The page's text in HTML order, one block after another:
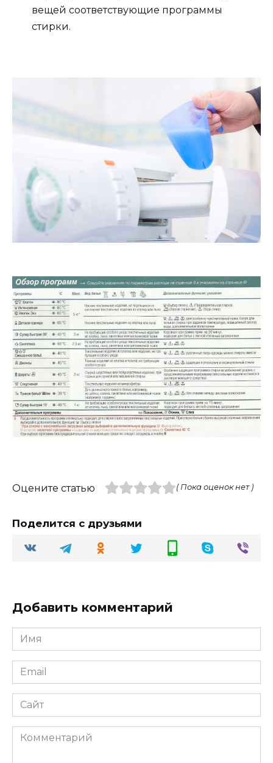
вещей соответствующие программы
стирки.
Оцените статью ( Пока оценок нет )
Поделится с друзьями
Добавить комментарий
Имя
Email
Сайт
Комментарий